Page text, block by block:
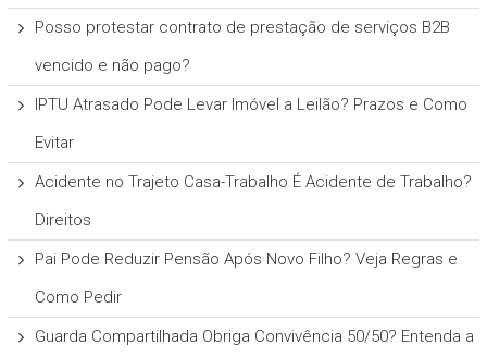
Posso protestar contrato de prestação de serviços B2B
vencido e não pago?
IPTU Atrasado Pode Levar Imóvel a Leilão? Prazos e Como
Evitar
Acidente no Trajeto Casa-Trabalho É Acidente de Trabalho?
Direitos
Pai Pode Reduzir Pensão Após Novo Filho? Veja Regras e
Como Pedir
Guarda Compartilhada Obriga Convivência 50/50? Entenda a